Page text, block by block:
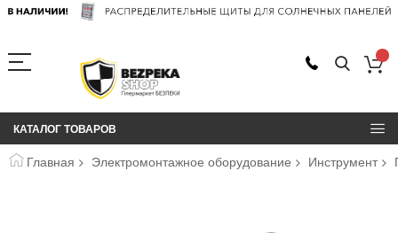
КАТАЛОГ ТОВАРОВ
Главная Электромонтажное оборудование Инструмент